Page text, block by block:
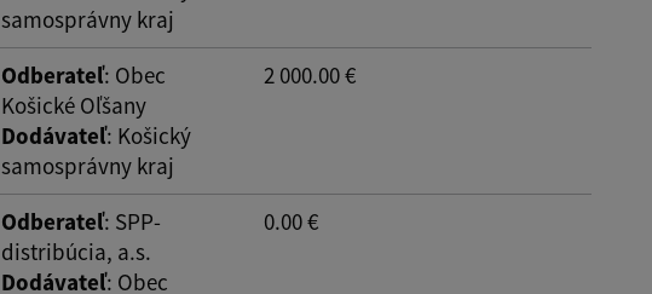
samosprávny kraj
Odberateľ: Obec
Košické Oľšany
Dodávateľ: Košický
samosprávny kraj
2 000.00 €
Odberateľ: SPP-
distribúcia, a.s.
Dodávateľ: Obec
0.00 €